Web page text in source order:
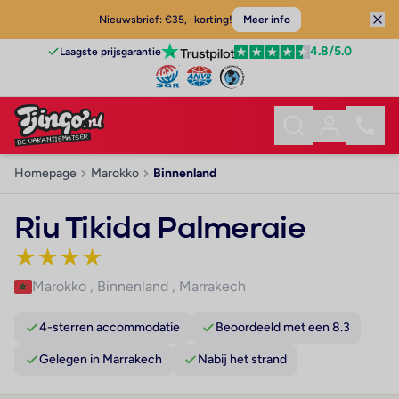
Nieuwsbrief: €35,- korting! Meer info
Laagste prijsgarantie 4.8/5.0
Homepage Marokko Binnenland
Riu Tikida Palmeraie
★★★★
Marokko , Binnenland , Marrakech
4-sterren accommodatie Beoordeeld met een 8.3
Gelegen in Marrakech Nabij het strand